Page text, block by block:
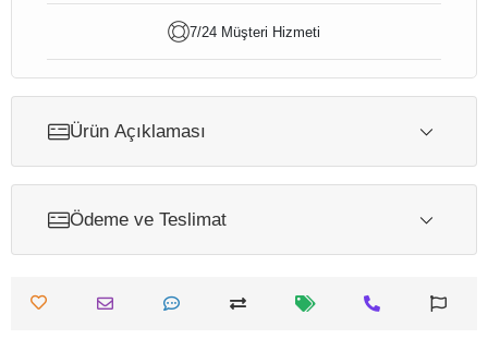
7/24 Müşteri Hizmeti
Ürün Açıklaması
Ödeme ve Teslimat